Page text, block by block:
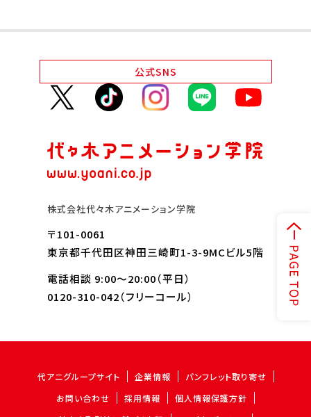
公式SNS
株式会社代々木アニメーション学院
〒101-0061
東京都千代田区神田三崎町1-3-9MCビル5階
電話相談 9:00～20:00（平日）
0120-310-042（フリーコール）
代アニグループサイト 企業情報
パンフレット取り寄せ
お問い合わせ
採用情報
個人情報保護方針